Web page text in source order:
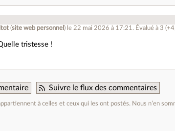
(site web personnel ) le 22 mai 2026 à 17:21 . Évalué à 3
tristesse !
Suivre le flux des commentaires
à celles et ceux qui les ont postés. Nous n’en